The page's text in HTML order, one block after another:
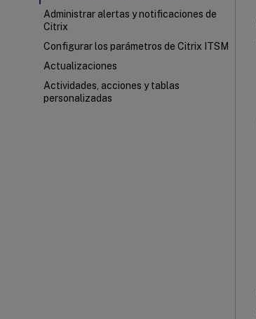
Administrar alertas y notificaciones de
Citrix
Configurar los parámetros de Citrix ITSM
Actualizaciones
Actividades, acciones y tablas
personalizadas